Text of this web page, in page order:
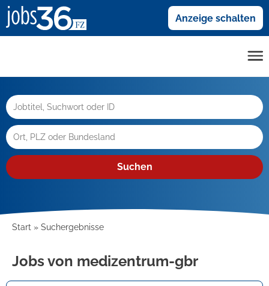
Anzeige schalten
Suchen
Start Suchergebnisse
Jobs von medizentrum-gbr